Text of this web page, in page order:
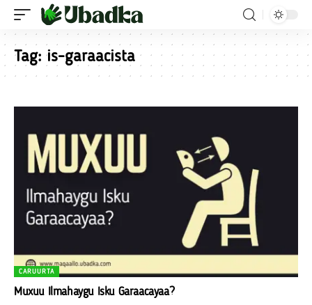
Tag:is-garaacista
CARUURTA
Muxuu Ilmahaygu Isku Garaacayaa?